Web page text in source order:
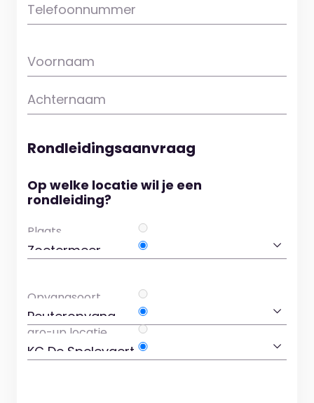
Telefoonnummer
Voornaam
Achternaam
Rondleidingsaanvraag
Op welke locatie wil je een
rondleiding?